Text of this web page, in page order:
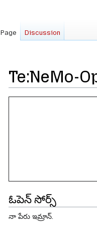
Te:NeMo-
ఓపెన్ సోర్స్
నా పేరు ఇమ్రాన్.
Page Discussion